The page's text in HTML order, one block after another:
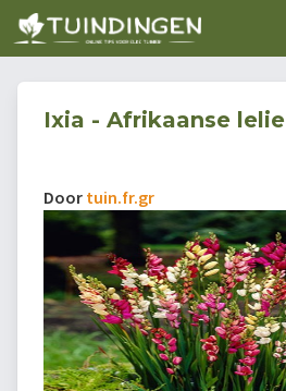
Ixia - Afrikaanse lelie
Door tuin.fr.gr